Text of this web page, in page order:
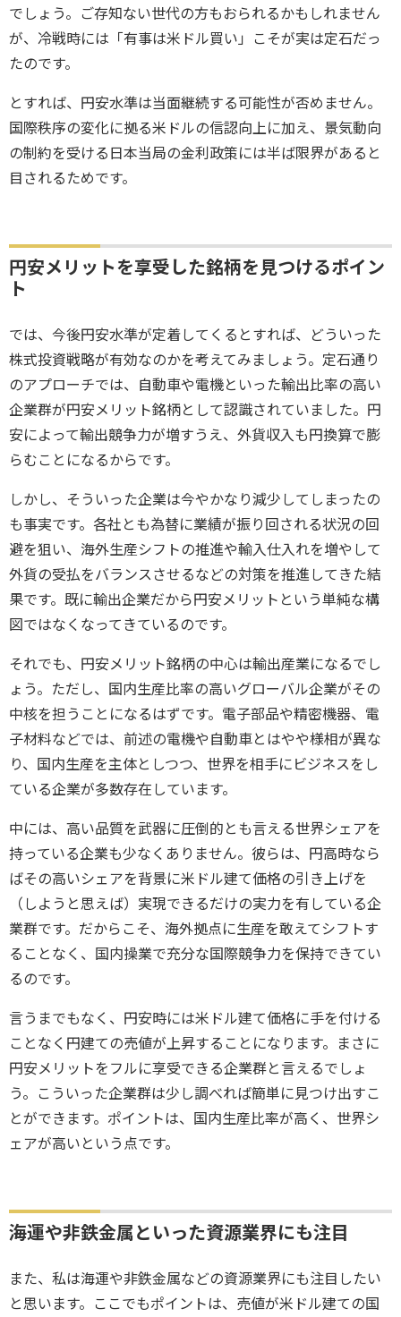
でしょう。ご存知ない世代の方もおられるかもしれません
が、冷戦時には「有事は米ドル買い」こそが実は定石だっ
たのです。
とすれば、円安水準は当面継続する可能性が否めません。
国際秩序の変化に拠る米ドルの信認向上に加え、景気動向
の制約を受ける日本当局の金利政策には半ば限界があると
目されるためです。
円安メリットを享受した銘柄を見つけるポイン
ト
では、今後円安水準が定着してくるとすれば、どういった
株式投資戦略が有効なのかを考えてみましょう。定石通り
のアプローチでは、自動車や電機といった輸出比率の高い
企業群が円安メリット銘柄として認識されていました。円
安によって輸出競争力が増すうえ、外貨収入も円換算で膨
らむことになるからです。
しかし、そういった企業は今やかなり減少してしまったの
も事実です。各社とも為替に業績が振り回される状況の回
避を狙い、海外生産シフトの推進や輸入仕入れを増やして
外貨の受払をバランスさせるなどの対策を推進してきた結
果です。既に輸出企業だから円安メリットという単純な構
図ではなくなってきているのです。
それでも、円安メリット銘柄の中心は輸出産業になるでし
ょう。ただし、国内生産比率の高いグローバル企業がその
中核を担うことになるはずです。電子部品や精密機器、電
子材料などでは、前述の電機や自動車とはやや様相が異な
り、国内生産を主体としつつ、世界を相手にビジネスをし
ている企業が多数存在しています。
中には、高い品質を武器に圧倒的とも言える世界シェアを
持っている企業も少なくありません。彼らは、円高時なら
ばその高いシェアを背景に米ドル建て価格の引き上げを
（しようと思えば）実現できるだけの実力を有している企
業群です。だからこそ、海外拠点に生産を敢えてシフトす
ることなく、国内操業で充分な国際競争力を保持できてい
るのです。
言うまでもなく、円安時には米ドル建て価格に手を付ける
ことなく円建ての売値が上昇することになります。まさに
円安メリットをフルに享受できる企業群と言えるでしょ
う。こういった企業群は少し調べれば簡単に見つけ出すこ
とができます。ポイントは、国内生産比率が高く、世界シ
ェアが高いという点です。
海運や非鉄金属といった資源業界にも注目
また、私は海運や非鉄金属などの資源業界にも注目したい
と思います。ここでもポイントは、売値が米ドル建ての国